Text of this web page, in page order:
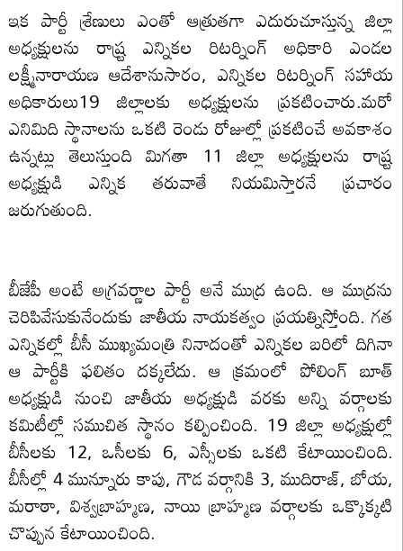
ఇక పార్టీ శ్రేణులు ఎంతో ఆత్రుతగా ఎదురుచూస్తున్న జిల్లా
అధ్యక్షులను రాష్ర్ట ఎన్నికల రిటర్నింగ్‌ అధికారి ఎండల
లక్ష్మీనారాయణ ఆదేశానుసారం, ఎన్నికల రిటర్నింగ్‌ సహాయ
అధికారులు19 జిల్లాలకు అధ్యక్షులను ప్రకటించారు.మరో
ఎనిమిది స్థానాలను ఒకటి రెండు రోజుల్లో ప్రకటించే అవకాశం
ఉన్నట్లు తెలుస్తుంది మిగతా 11 జిల్లా అధ్యక్షులను రాష్ర్ట
అధ్యక్షుడి ఎన్నిక తరువాతే నియమిస్తారనే ప్రచారం
జరుగుతుంది.
బీజేపీ అంటే అగ్రవర్ణాల పార్టీ అనే ముద్ర ఉంది. ఆ ముద్రను
చెరిపివేసుకునేందుకు జాతీయ నాయకత్వం ప్రయత్నిస్తోంది. గత
ఎన్నికల్లో బీసీ ముఖ్యమంత్రి నినాదంతో ఎన్నికల బరిలో దిగినా
ఆ పార్టీకి ఫలితం దక్కలేదు. ఆ క్రమంలో పోలింగ్‌ బూత్‌
అధ్యక్షుడి నుంచి జాతీయ అధ్యక్షుడి వరకు అన్ని వర్గాలకు
కమిటీల్లో సముచిత స్థానం కల్పించింది. 19 జిల్లా అధ్యక్షుల్లో
బీసీలకు 12, ఒసీలకు 6, ఎస్సీలకు ఒకటి కేటాయించింది.
బీసీల్లో 4 మున్నూరు కాపు, గౌడ వర్గానికి 3, ముదిరాజ్‌, బోయ,
మరాఠా, విశ్వబ్రాహ్మణ, నాయి బ్రాహ్మణ వర్గాలకు ఒక్కొక్కటి
చొప్పున కేటాయించింది.